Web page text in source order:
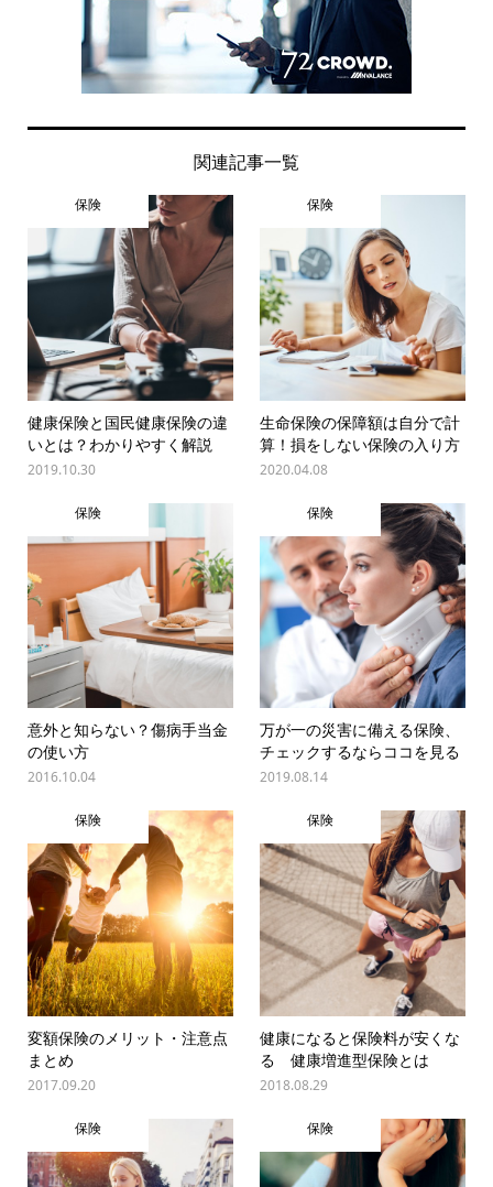
関連記事一覧
保険
健康保険と国民健康保険の違
いとは？わかりやすく解説
2019.10.30
保険
生命保険の保障額は自分で計
算！損をしない保険の入り方
2020.04.08
保険
意外と知らない？傷病手当金
の使い方
2016.10.04
保険
万が一の災害に備える保険、
チェックするならココを見る
2019.08.14
保険
変額保険のメリット・注意点
まとめ
2017.09.20
保険
健康になると保険料が安くな
る 健康増進型保険とは
2018.08.29
保険 保険